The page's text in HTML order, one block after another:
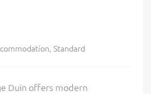
Standard
Duin offers modern